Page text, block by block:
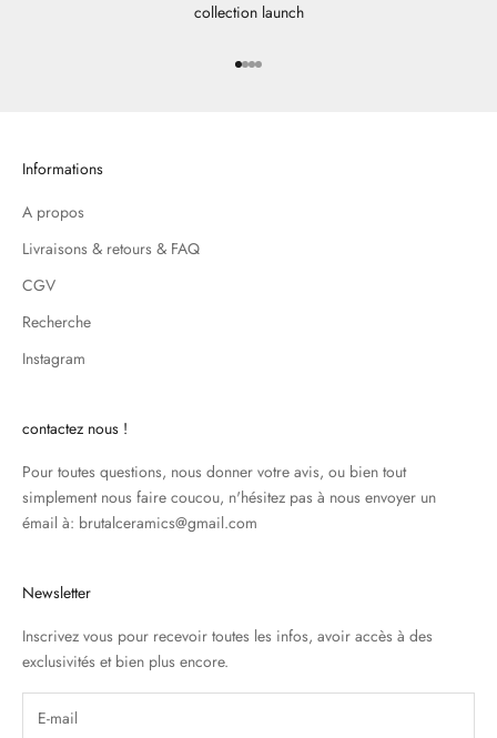
collection launch
Aller à l'élément 1
Aller à l'élément 2
Aller à l'élément 3
Aller à l'élément 4
Informations
A propos
Livraisons & retours & FAQ
CGV
Recherche
Instagram
contactez nous !
Pour toutes questions, nous donner votre avis, ou bien tout
simplement nous faire coucou, n'hésitez pas à nous envoyer un
émail à: brutalceramics@gmail.com
Newsletter
Inscrivez vous pour recevoir toutes les infos, avoir accès à des
exclusivités et bien plus encore.